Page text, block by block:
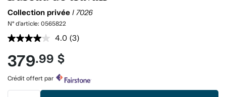
Collection privée I 7026
N° d'article: 0565822
4.0 Lire
vers
la
(3)
379.99 $
Crédit offert par